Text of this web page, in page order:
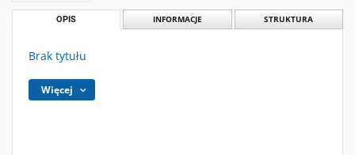
OPIS INFORMACJE STRUKTURA
Brak tytułu
Więcej